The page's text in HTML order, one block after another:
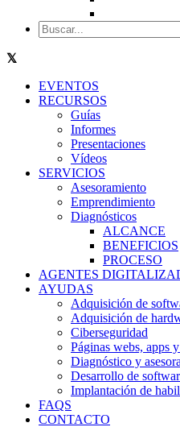
EVENTOS
RECURSOS
Guías
Informes
Presentaciones
Vídeos
SERVICIOS
Asesoramiento
Emprendimiento
Diagnósticos
ALCANCE
BENEFICIOS
PROCESO
AGENTES
AYUDAS
Adquisición de
Adquisición de
Ciberseguridad
Páginas webs, apps
Diagnóstico y
Desarrollo de
Implantación de
FAQS
CONTACTO